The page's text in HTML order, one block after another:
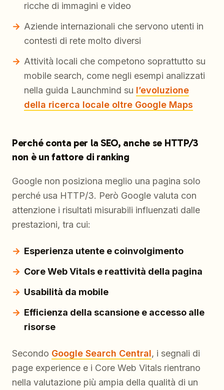
ricche di immagini e video
Aziende internazionali che servono utenti in
contesti di rete molto diversi
Attività locali che competono soprattutto su
mobile search, come negli esempi analizzati
nella guida Launchmind su l’evoluzione
della ricerca locale oltre Google Maps
Perché conta per la SEO, anche se HTTP/3
non è un fattore di ranking
Google non posiziona meglio una pagina solo
perché usa HTTP/3. Però Google valuta con
attenzione i risultati misurabili influenzati dalle
prestazioni, tra cui:
Esperienza utente e coinvolgimento
Core Web Vitals e reattività della pagina
Usabilità da mobile
Efficienza della scansione e accesso alle
risorse
Secondo Google Search Central, i segnali di
page experience e i Core Web Vitals rientrano
nella valutazione più ampia della qualità di un